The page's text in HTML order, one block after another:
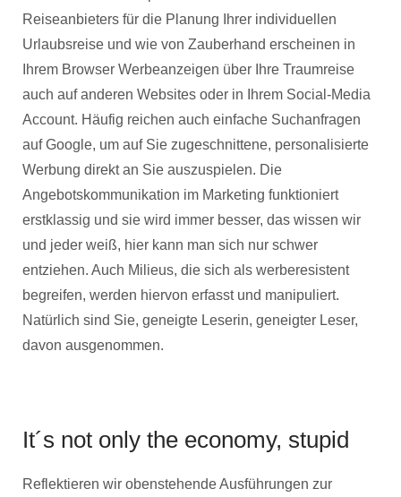
Reiseanbieters für die Planung Ihrer individuellen
Urlaubsreise und wie von Zauberhand erscheinen in
Ihrem Browser Werbeanzeigen über Ihre Traumreise
auch auf anderen Websites oder in Ihrem Social-Media
Account. Häufig reichen auch einfache Suchanfragen
auf Google, um auf Sie zugeschnittene, personalisierte
Werbung direkt an Sie auszuspielen. Die
Angebotskommunikation im Marketing funktioniert
erstklassig und sie wird immer besser, das wissen wir
und jeder weiß, hier kann man sich nur schwer
entziehen. Auch Milieus, die sich als werberesistent
begreifen, werden hiervon erfasst und manipuliert.
Natürlich sind Sie, geneigte Leserin, geneigter Leser,
davon ausgenommen.
It´s not only the economy, stupid
Reflektieren wir obenstehende Ausführungen zur